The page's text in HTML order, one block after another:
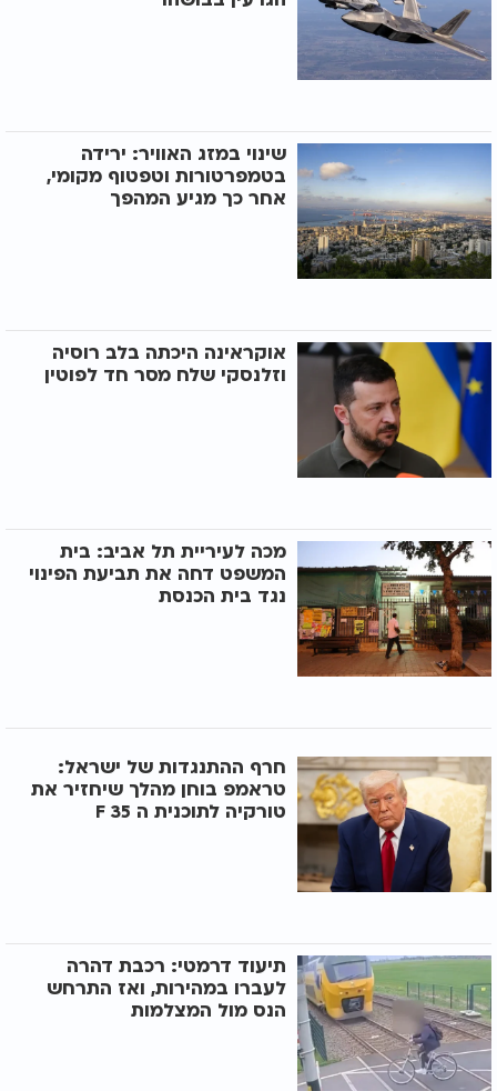
שינוי במזג האוויר: ירידה
בטמפרטורות וטפטוף מקומי,
אחר כך מגיע המהפך
אוקראינה היכתה בלב רוסיה
וזלנסקי שלח מסר חד לפוטין
מכה לעיריית תל אביב: בית
המשפט דחה את תביעת הפינוי
נגד בית הכנסת
חרף ההתנגדות של ישראל:
טראמפ בוחן מהלך שיחזיר את
טורקיה לתוכנית ה F 35
תיעוד דרמטי: רכבת דהרה
לעברו במהירות, ואז התרחש
הנס מול המצלמות